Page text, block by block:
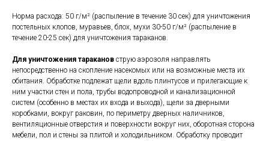
Норма расхода: 50 г/м² (распыление в течение 30 сек) для уничтожения
постельных клопов, муравьев, блох, мухи 30-50 г/м² (распыление в
течение 20-25 сек) для уничтожения тараканов.
Для уничтожения тараканов струю аэрозоля направлять
непосредственно на скопление насекомых или на возможные места их
обитания. Обработке подлежат щели вдоль плинтусов и прилегающие к
ним участки стен и пола, трубы водопроводной и канализационной
систем (особенно в местах их входа и выхода), щели за дверными
коробками, вокруг раковин, по периметру дверных наличников,
вентиляционные отверстия и поверхности вокруг них, оборотная сторона
мебели, пол и стены за плитой и холодильником. Обработку проводит